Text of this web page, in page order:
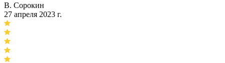
В. Сорокин
27 апреля 2023 г.